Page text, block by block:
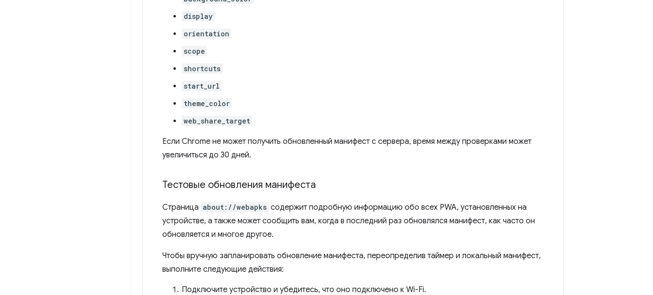
display
orientation
scope
shortcuts
start_url
theme_color
web_share_target
Если Chrome не может получить обновленный манифест с сервера, время между проверками может
увеличиться до 30 дней.
Тестовые обновления манифеста
Страница about://webapks содержит подробную информацию обо всех PWA, установленных на
устройстве, а также может сообщить вам, когда в последний раз обновлялся манифест, как часто он
обновляется и многое другое.
Чтобы вручную запланировать обновление манифеста, переопределив таймер и локальный манифест,
выполните следующие действия:
Подключите устройство и убедитесь, что оно подключено к Wi-Fi.